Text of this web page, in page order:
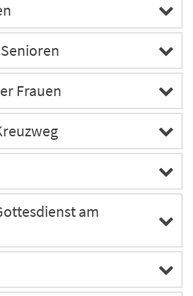
Frauen
am